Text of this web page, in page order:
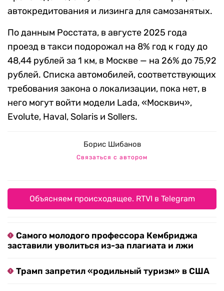
автокредитования и лизинга для самозанятых.
По данным Росстата, в августе 2025 года
проезд в такси подорожал на 8% год к году до
48,44 рублей за 1 км, в Москве — на 26% до 75,92
рублей. Списка автомобилей, соответствующих
требования закона о локализации, пока нет, в
него могут войти модели Lada, «Москвич»,
Evolute, Haval, Solaris и Sollers.
Борис Шибанов
Связаться с автором
Объясняем происходящее. RTVI в Telegram
Самого молодого профессора Кембриджа
заставили уволиться из-за плагиата и лжи
Трамп запретил «родильный туризм» в США